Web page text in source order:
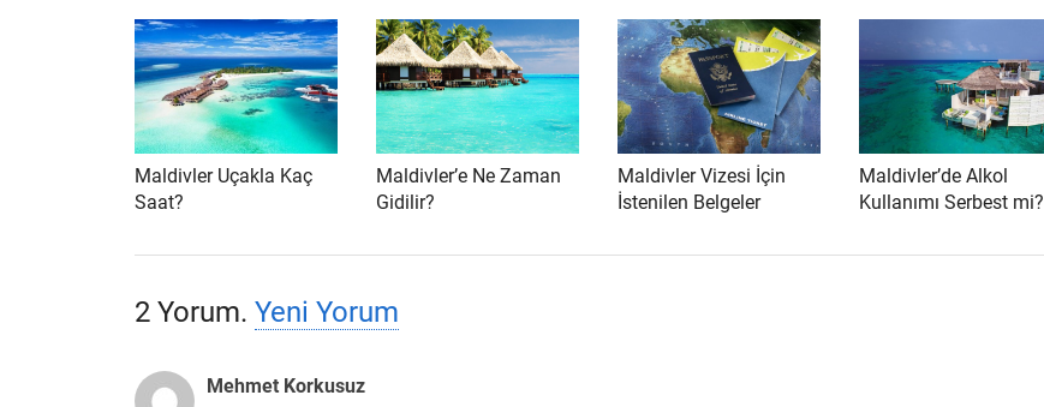
Maldivler Uçakla Kaç
Saat?
Maldivler’e Ne Zaman
Gidilir?
Maldivler Vizesi İçin
İstenilen Belgeler
Maldivler’de Alkol
Kullanımı Serbest mi?
2 Yorum. Yeni Yorum
Mehmet Korkusuz